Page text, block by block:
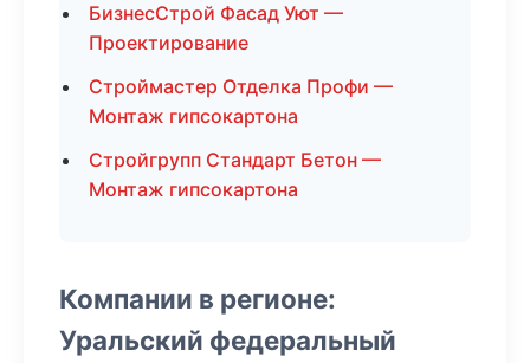
БизнесСтрой Фасад Уют —
Проектирование
Строймастер Отделка Профи —
Монтаж гипсокартона
Стройгрупп Стандарт Бетон —
Монтаж гипсокартона
Компании в регионе:
Уральский федеральный